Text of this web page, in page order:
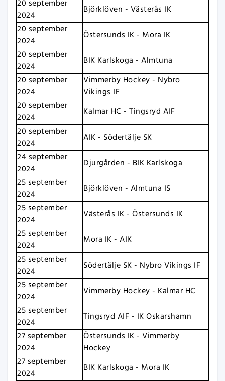
20 september
2024
Björklöven - Västerås IK
20 september
2024
Östersunds IK - Mora IK
20 september
2024
BIK Karlskoga - Almtuna
20 september
2024
Vimmerby Hockey - Nybro
Vikings IF
20 september
2024
Kalmar HC - Tingsryd AIF
20 september
2024
AIK - Södertälje SK
24 september
2024
Djurgården - BIK Karlskoga
25 september
2024
Björklöven - Almtuna IS
25 september
2024
Västerås IK - Östersunds IK
25 september
2024
Mora IK - AIK
25 september
2024
Södertälje SK - Nybro Vikings IF
25 september
2024
Vimmerby Hockey - Kalmar HC
25 september
2024
Tingsryd AIF - IK Oskarshamn
27 september
2024
Östersunds IK - Vimmerby
Hockey
27 september
2024
BIK Karlskoga - Mora IK